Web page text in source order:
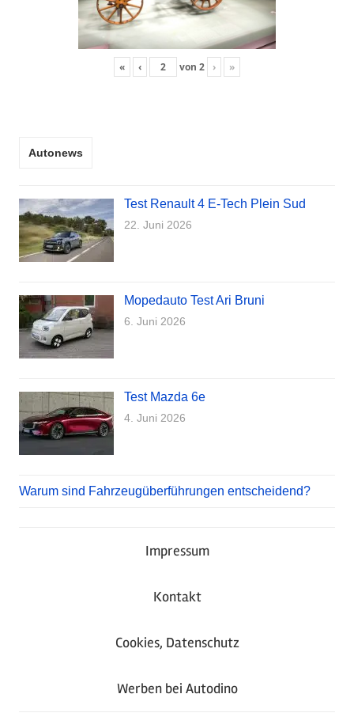
« ‹ von 2 › »
Autonews
Test Renault 4 E-Tech Plein Sud
22. Juni 2026
Mopedauto Test Ari Bruni
6. Juni 2026
Test Mazda 6e
4. Juni 2026
Warum sind Fahrzeugüberführungen entscheidend?
Impressum
Kontakt
Cookies, Datenschutz
Werben bei Autodino